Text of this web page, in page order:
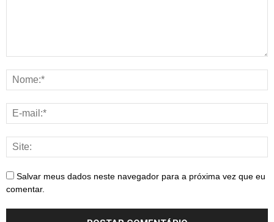
Salvar meus dados neste navegador para a próxima vez que eu
comentar.